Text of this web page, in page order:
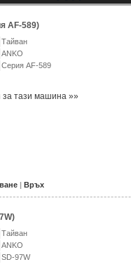
AF-589)
Тайван
ANKO
Серия AF-589
за тази машина »»
| Връх
Тайван
ANKO
SD-97W